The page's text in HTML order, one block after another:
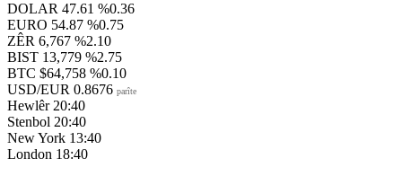
DOLAR 47.61 %0.36
EURO 54.87 %0.75
ZÊR 6,767 %2.10
BIST 13,779 %2.75
BTC $64,758 %0.10
USD/EUR 0.8676 parîte
Hewlêr 20:40
Stenbol 20:40
New York 13:40
London 18:40